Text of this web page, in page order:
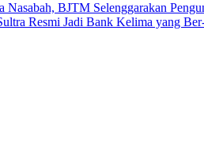
Nasabah, BJTM Selenggarakan
Resmi Jadi Bank Kelima yang